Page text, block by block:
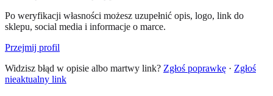
Po weryfikacji własności możesz uzupełnić opis, logo, link do
sklepu, social media i informacje o marce.
Przejmij profil
Widzisz błąd w opisie albo martwy link? Zgłoś poprawkę · Zgłoś
nieaktualny link